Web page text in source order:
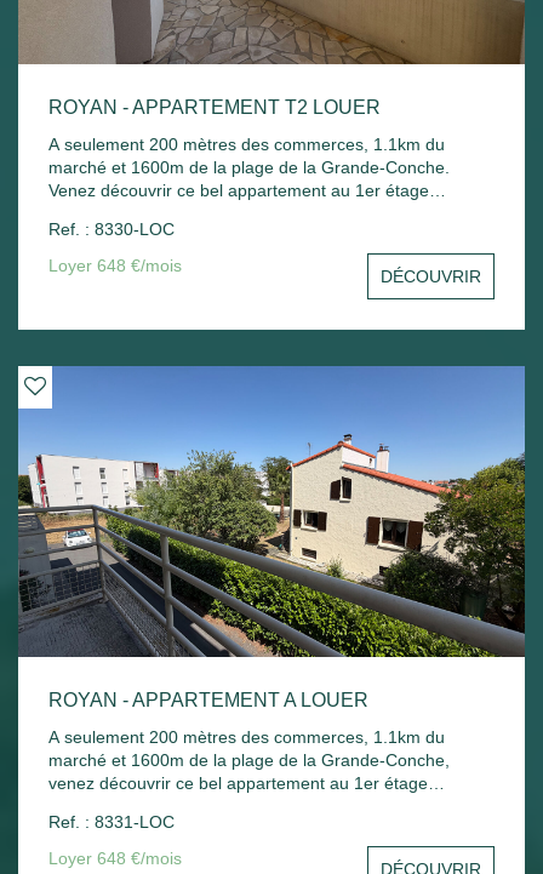
ROYAN - APPARTEMENT T2 LOUER
A seulement 200 mètres des commerces, 1.1km du
marché et 1600m de la plage de la Grande-Conche.
Venez découvrir ce bel appartement au 1er étage
cuisine, une chambre avec placard, une salle de bain
avec sèche serviette, un wc et un stationnement commun.
Chauffage électrique et ballon d'eau chaude électrique.
Ref. : 8330-LOC
Loyer 648 €/mois
DÉCOUVRIR
ROYAN - APPARTEMENT A LOUER
A seulement 200 mètres des commerces, 1.1km du
marché et 1600m de la plage de la Grande-Conche,
venez découvrir ce bel appartement au 1er étage
chambre, un balcon donnant sur le séjour et la chambre,
une salle de bain, un wc et un stationnement commun.
Ref. : 8331-LOC
Loyer 648 €/mois
DÉCOUVRIR